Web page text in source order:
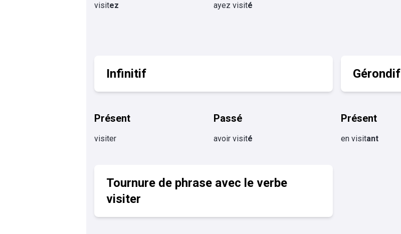
visitez
ayez visité
Infinitif
Présent
visiter
Passé
avoir visité
Gérondif
Présent
en visitant
Tournure de phrase avec le verbe
visiter